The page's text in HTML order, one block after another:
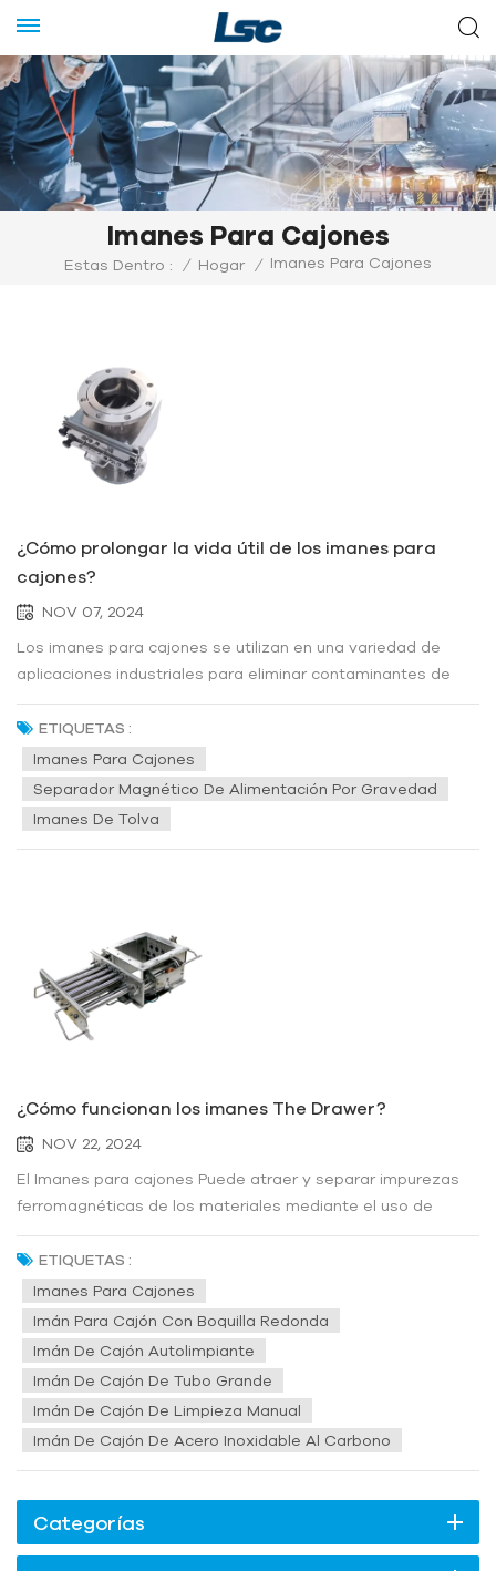
Imanes Para Cajones
Estas Dentro : / Hogar / Imanes Para Cajones
¿Cómo prolongar la vida útil de los imanes para
cajones?
NOV 07, 2024
Los imanes para cajones se utilizan en una variedad de
aplicaciones industriales para eliminar contaminantes de
metales ferrosos de materiales que se procesan en una
línea de producción. ¿Cómo prolongar la vida útil de los
imanes para cajones?1. Limpieza y mantenimiento
periódicos: para prolong...
ETIQUETAS :
Imanes Para Cajones
Separador Magnético De Alimentación Por Gravedad
Imanes De Tolva
¿Cómo funcionan los imanes The Drawer?
NOV 22, 2024
El Imanes para cajones Puede atraer y separar impurezas
ferromagnéticas de los materiales mediante el uso de
fuerza magnética y mantener los imanes eficientes a través
de diferentes mecanismos de limpieza. Esto ayuda a
mejorar la pureza de los productos y proteger los equipos
posteriores en la...
ETIQUETAS :
Imanes Para Cajones
Imán Para Cajón Con Boquilla Redonda
Imán De Cajón Autolimpiante
Imán De Cajón De Tubo Grande
Imán De Cajón De Limpieza Manual
Imán De Cajón De Acero Inoxidable Al Carbono
Categorías